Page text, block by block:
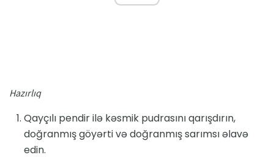
Hazırlıq
Qayçılı pendir ilə kəsmik pudrasını qarışdırın,
doğranmış göyərti və doğranmış sarımsı əlavə
edin.